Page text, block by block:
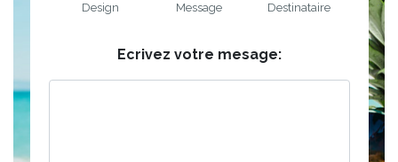
Design Message Destinataire
Ecrivez votre mesage: